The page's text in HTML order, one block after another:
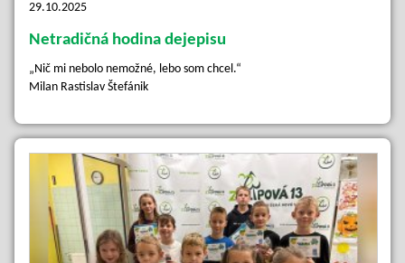
29.10.2025
Netradičná hodina dejepisu
„Nič mi nebolo nemožné, lebo som chcel.“
Milan Rastislav Štefánik